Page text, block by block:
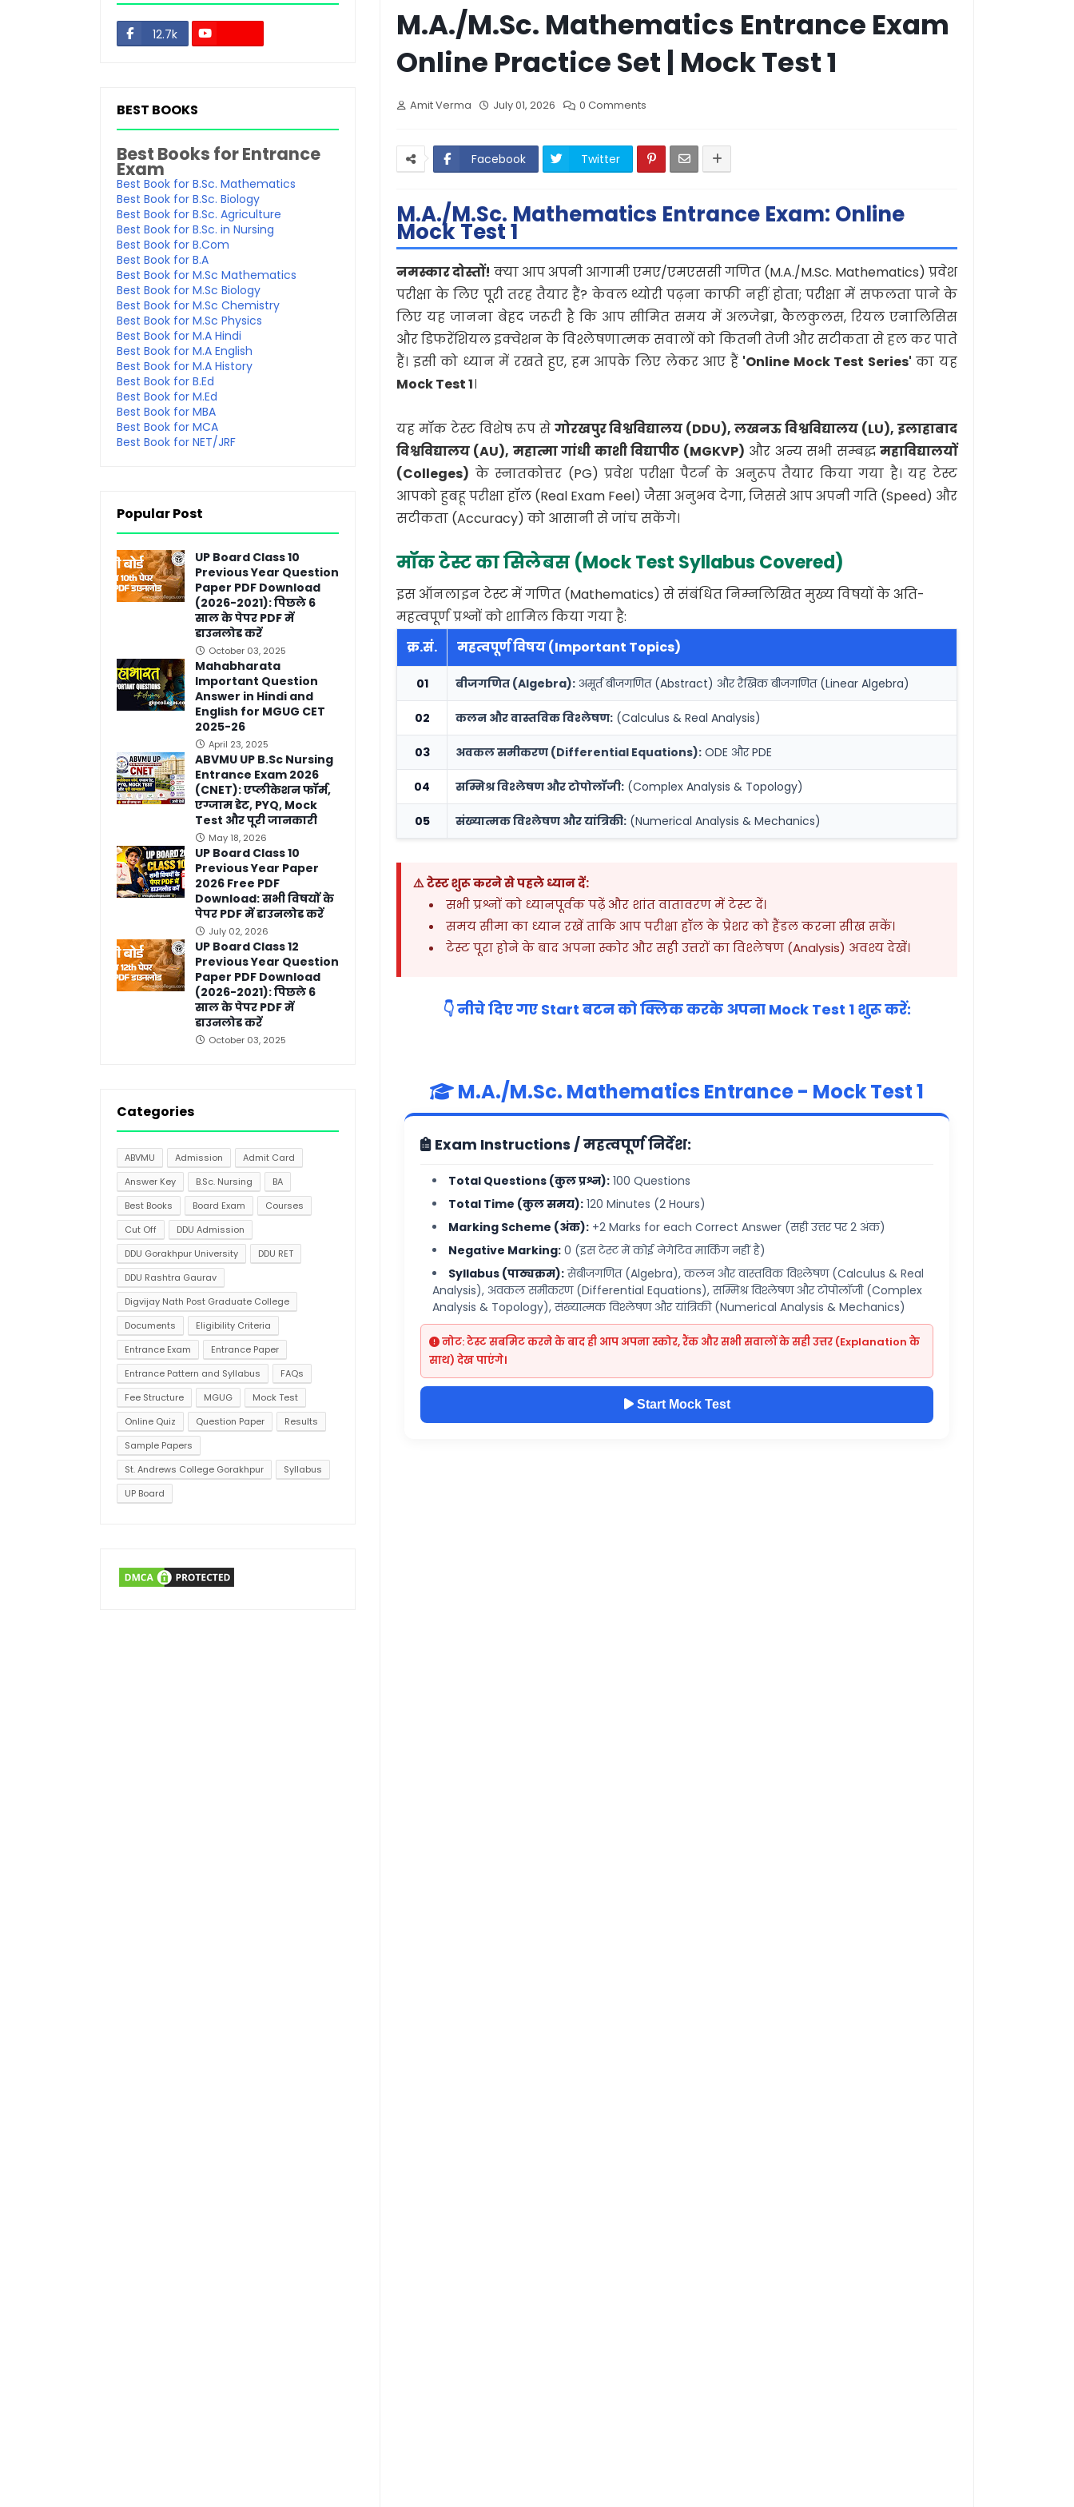
M.A./M.Sc. Mathematics Entrance Exam
Online Practice Set | Mock Test 1
Amit Verma July 01, 2026 0 Comments
Facebook Twitter
M.A./M.Sc. Mathematics Entrance Exam: Online
Mock Test 1
नमस्कार दोस्तों! क्या आप अपनी आगामी एमए/एमएससी गणित (M.A./M.Sc. Mathematics) प्रवेश
परीक्षा के लिए पूरी तरह तैयार हैं? केवल थ्योरी पढ़ना काफी नहीं होता; परीक्षा में सफलता पाने के
लिए यह जानना बेहद जरूरी है कि आप सीमित समय में अलजेब्रा, कैलकुलस, रियल एनालिसिस
और डिफरेंशियल इक्वेशन के विश्लेषणात्मक सवालों को कितनी तेजी और सटीकता से हल कर पाते
हैं। इसी को ध्यान में रखते हुए, हम आपके लिए लेकर आए हैं 'Online Mock Test Series' का यह
Mock Test 1।
यह मॉक टेस्ट विशेष रूप से गोरखपुर विश्वविद्यालय (DDU), लखनऊ विश्वविद्यालय (LU), इलाहाबाद
विश्वविद्यालय (AU), महात्मा गांधी काशी विद्यापीठ (MGKVP) और अन्य सभी सम्बद्धमहाविद्यालयों
(Colleges) के स्नातकोत्तर (PG) प्रवेश परीक्षा पैटर्न के अनुरूप तैयार किया गया है। यह टेस्ट
आपको हुबहू परीक्षा हॉल (Real Exam Feel) जैसा अनुभव देगा, जिससे आप अपनी गति (Speed) और
सटीकता (Accuracy) को आसानी से जांच सकेंगे।
मॉक टेस्ट का सिलेबस (Mock Test Syllabus Covered)
इस ऑनलाइन टेस्ट में गणित (Mathematics) से संबंधित निम्नलिखित मुख्य विषयों के अति-
महत्वपूर्ण प्रश्नों को शामिल किया गया है:
क्र.सं.
महत्वपूर्ण विषय (Important Topics)
01 बीजगणित (Algebra): अमूर्त बीजगणित (Abstract) और रैखिक बीजगणित (Linear Algebra)
02 कलन और वास्तविक विश्लेषण: (Calculus & Real Analysis)
03 अवकल समीकरण (Differential Equations): ODE और PDE
04 सम्मिश्र विश्लेषण और टोपोलॉजी: (Complex Analysis & Topology)
05 संख्यात्मक विश्लेषण और यांत्रिकी: (Numerical Analysis & Mechanics)
⚠️ टेस्ट शुरू करने से पहले ध्यान दें:
सभी प्रश्नों को ध्यानपूर्वक पढ़ें और शांत वातावरण में टेस्ट दें।
समय सीमा का ध्यान रखें ताकि आप परीक्षा हॉल के प्रेशर को हैंडल करना सीख सकें।
टेस्ट पूरा होने के बाद अपना स्कोर और सही उत्तरों का विश्लेषण (Analysis) अवश्य देखें।
👇 नीचे दिए गए Start बटन को क्लिक करके अपना Mock Test 1 शुरू करें:
M.A./M.Sc. Mathematics Entrance - Mock Test 1
Exam Instructions / महत्वपूर्ण निर्देश:
Total Questions (कुल प्रश्न): 100 Questions
Total Time (कुल समय): 120 Minutes (2 Hours)
Marking Scheme (अंक): +2 Marks for each Correct Answer (सही उत्तर पर 2 अंक)
Negative Marking: 0 (इस टेस्ट में कोई नेगेटिव मार्किंग नहीं है)
Syllabus (पाठ्यक्रम):सेबीजगणित (Algebra), कलन और वास्तविक विश्लेषण (Calculus & Real
Analysis), अवकल समीकरण (Differential Equations), सम्मिश्र विश्लेषण और टोपोलॉजी (Complex
Analysis & Topology), संख्यात्मक विश्लेषण और यांत्रिकी (Numerical Analysis & Mechanics)
नोट: टेस्ट सबमिट करने के बाद ही आप अपना स्कोर, रैंक और सभी सवालों के सही उत्तर (Explanation के
साथ) देख पाएंगे।
Start Mock Test
12.7k
BEST BOOKS
Best Books for Entrance
Exam
Best Book for B.Sc. Mathematics
Best Book for B.Sc. Biology
Best Book for B.Sc. Agriculture
Best Book for B.Sc. in Nursing
Best Book for B.Com
Best Book for B.A
Best Book for M.Sc Mathematics
Best Book for M.Sc Biology
Best Book for M.Sc Chemistry
Best Book for M.Sc Physics
Best Book for M.A Hindi
Best Book for M.A English
Best Book for M.A History
Best Book for B.Ed
Best Book for M.Ed
Best Book for MBA
Best Book for MCA
Best Book for NET/JRF
Popular Post
UP Board Class 10
Previous Year Question
Paper PDF Download
(2026-2021): पिछले 6
साल के पेपर PDF में
डाउनलोड करें
October 03, 2025
Mahabharata
Important Question
Answer in Hindi and
English for MGUG CET
2025-26
April 23, 2025
ABVMU UP B.Sc Nursing
Entrance Exam 2026
(CNET): एप्लीकेशन फॉर्म,
एग्जाम डेट, PYQ, Mock
Test और पूरी जानकारी
May 18, 2026
UP Board Class 10
Previous Year Paper
2026 Free PDF
Download: सभी विषयों के
पेपर PDF में डाउनलोड करें
July 02, 2026
UP Board Class 12
Previous Year Question
Paper PDF Download
(2026-2021): पिछले 6
साल के पेपर PDF में
डाउनलोड करें
October 03, 2025
Categories
ABVMU Admission
Admit Card
Answer Key
B.Sc. Nursing
BA
Best Books
Board Exam
Courses
Cut Off
DDU Admission
DDU Gorakhpur University
DDU RET
DDU Rashtra Gaurav
Digvijay Nath Post Graduate College
Documents
Eligibility Criteria
Entrance Exam
Entrance Paper
Entrance Pattern and Syllabus
FAQs
Fee Structure
MGUG
Mock Test
Online Quiz
Question Paper
Results
Sample Papers
St. Andrews College Gorakhpur
Syllabus
UP Board